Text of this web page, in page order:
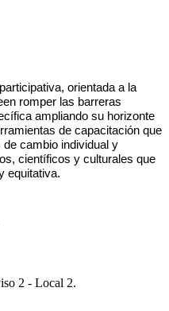
orientada a la
romper las barreras
ampliando su horizonte
de capacitación que
cambio individual y
científicos y culturales que
equitativa.
2 - Local 2.